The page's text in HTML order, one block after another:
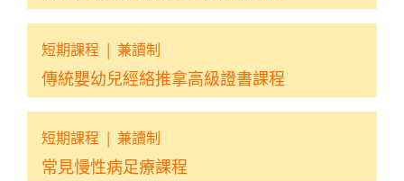
短期課程 | 兼讀制
傳統嬰幼兒經絡推拿高級證書課程
短期課程 | 兼讀制
常見慢性病足療課程